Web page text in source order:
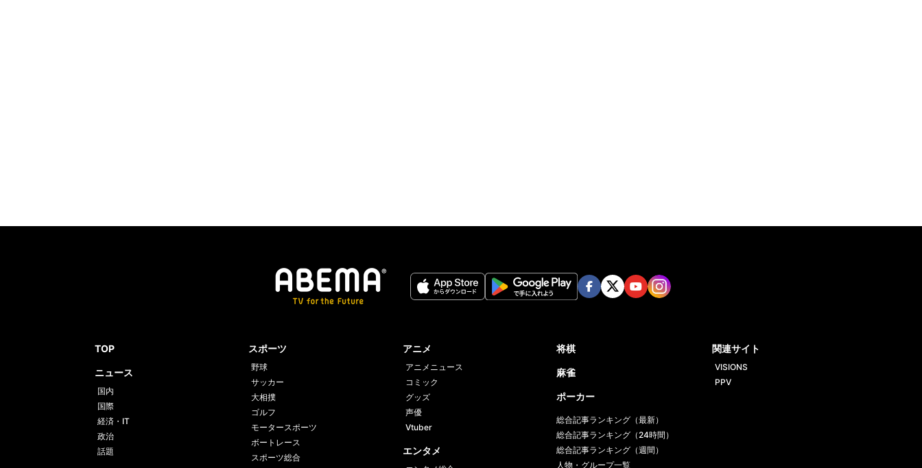
TOP
ニュース
国内
国際
経済・IT
政治
話題
スポーツ
野球
サッカー
大相撲
ゴルフ
モータースポーツ
ボートレース
スポーツ総合
アニメ
アニメニュース
コミック
グッズ
声優
Vtuber
エンタメ
将棋
麻雀
ポーカー
総合記事ランキング（最新）
総合記事ランキング（24時間）
総合記事ランキング（週間）
人物・グループ一覧
関連サイト
VISIONS
PPV